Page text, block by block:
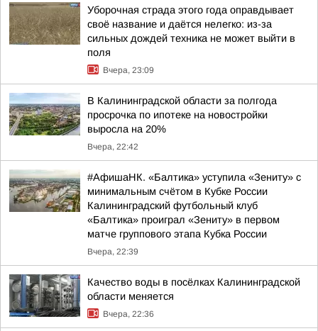
Уборочная страда этого года оправдывает
своё название и даётся нелегко: из-за
сильных дождей техника не может выйти в
поля
Вчера, 23:09
В Калининградской области за полгода
просрочка по ипотеке на новостройки
выросла на 20%
Вчера, 22:42
#АфишаНК. «Балтика» уступила «Зениту» с
минимальным счётом в Кубке России
Калининградский футбольный клуб
«Балтика» проиграл «Зениту» в первом
матче группового этапа Кубка России
Вчера, 22:39
Качество воды в посёлках Калининградской
области меняется
Вчера, 22:36